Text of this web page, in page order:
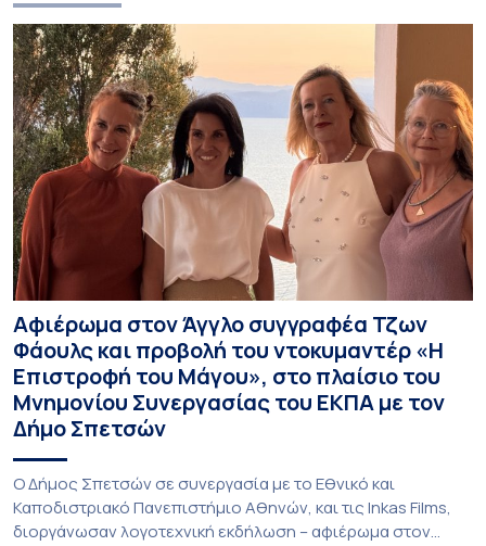
Αφιέρωμα στον Άγγλο συγγραφέα Τζων
Φάουλς και προβολή του ντοκυμαντέρ «Η
Επιστροφή του Μάγου», στο πλαίσιο του
Μνημονίου Συνεργασίας του ΕΚΠΑ με τον
Δήμο Σπετσών
Ο Δήμος Σπετσών σε συνεργασία με το Εθνικό και
Καποδιστριακό Πανεπιστήμιο Αθηνών, και τις Inkas Films,
διοργάνωσαν λογοτεχνική εκδήλωση – αφιέρωμα στον